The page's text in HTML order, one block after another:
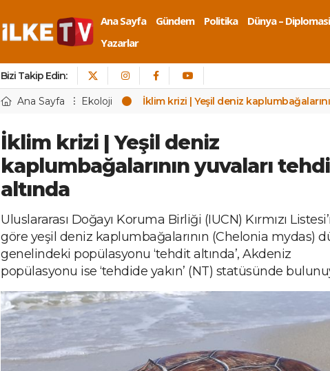
Ana Sayfa Gündem Politika Dünya – Diplomasi
Yazarlar
Bizi Takip Edin:
Ana Sayfa Ekoloji İklim krizi | Yeşil deniz
İklim krizi | Yeşil deniz
kaplumbağalarının yuvaları
altında
Uluslararası Doğayı Koruma Birliği (IUCN) Kırmızı
göre yeşil deniz kaplumbağalarının (Chelonia mydas)
genelindeki popülasyonu ‘tehdit altında’, Akdeniz
popülasyonu ise ‘tehdide yakın’ (NT) statüsünde